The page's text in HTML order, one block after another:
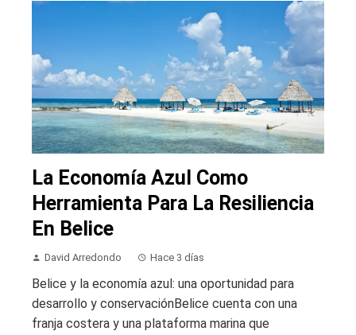
La Economía Azul Como
Herramienta Para La Resiliencia
En Belice
David Arredondo Hace 3 días
Belice y la economía azul: una oportunidad para
desarrollo y conservaciónBelice cuenta con una
franja costera y una plataforma marina que